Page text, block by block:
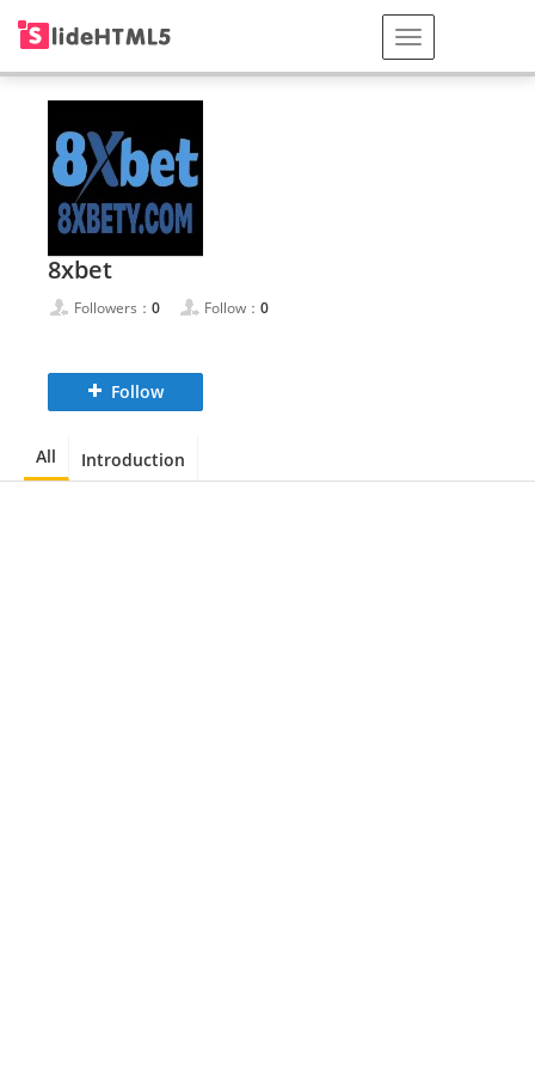
8xbet
Followers： 0 Follow： 0
Follow
All Introduction